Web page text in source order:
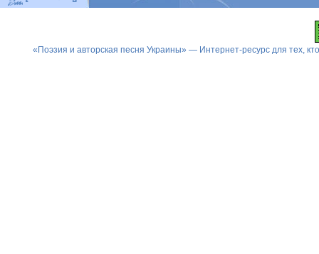
«Поэзия и авторская песня Украины» — Интернет-ресурс для тех,